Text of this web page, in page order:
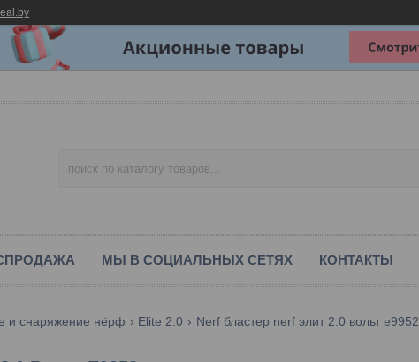
МЫ В СОЦИАЛЬНЫХ СЕТЯХ КОНТАКТЫ
и снаряжение нёрф Elite 2.0 Nerf бластер nerf элит 2.0 вольт e9952